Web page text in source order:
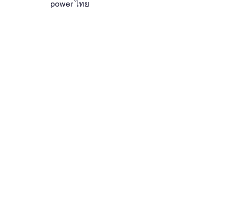
power ไทย